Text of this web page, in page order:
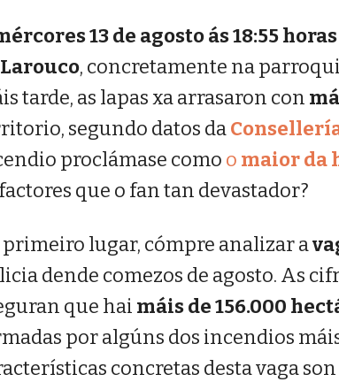
13 de agosto ás 18:55 horas
Larouco, concretamente na
tarde, as lapas xa arrasaron con
segundo datos da
proclámase como o maior da
que o fan tan devastador?
primeiro lugar, cómpre analizar a
dende comezos de agosto. As
que hai máis de 156.000
por algúns dos incendios
concretas desta vaga